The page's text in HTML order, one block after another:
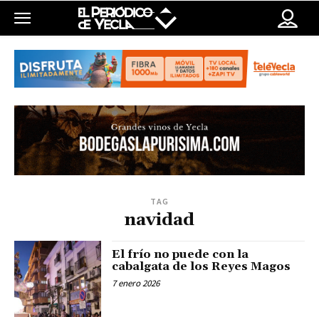
TAG
navidad
El frío no puede con la
cabalgata de los Reyes Magos
7 enero 2026